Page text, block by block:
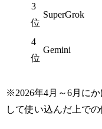
3
位
SuperGrok
4
位
Gemini
※2026年4月～6月に
して使い込んだ上での